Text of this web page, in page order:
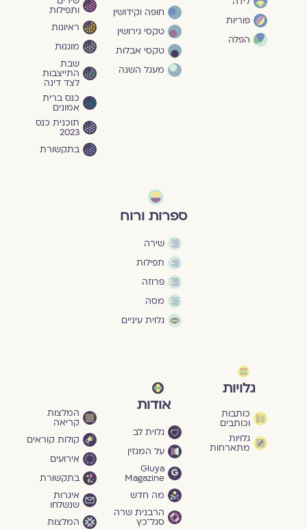
פוריות
הפלה
חופה וקידושין
טקסי גירושין
טקסי אבלות
מעגל השנה
ותפילות
ראיונות
מוגנוּת
שבת
התייצבות
לצד דינה
כנס ברית
אמונים
תוכנית כנס
2023
בתקשורת
ספרות ורוח
שירה
תפילות
פרוזה
מסה
גלוית עיניים
גלויות
כותבות
וכותבים
גלויות
מתארחות
אודות
גלוית לב
על המגזין
Gluya
Magazine
מה חדש
הרבנית שרה
סגל־כץ
המלצות
קריאה
קולות קוראים
אירועים
בתקשורת
איגרות
שנשלחו
המלצות